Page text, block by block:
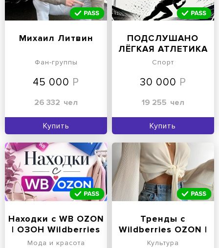
Михаил Литвин
Фан-группы
45 000
26 332 чел
Купить
ПОДСЛУШАНО
ЛЁГКАЯ АТЛЕТИКА
Спорт
30 000
19 255 чел
Купить
Находки с WB OZON
| ОЗОН Wildberries
Вайлдберриз
Мода и красота
Тренды с
Wildberries OZON |
ОЗОН WB
Культура